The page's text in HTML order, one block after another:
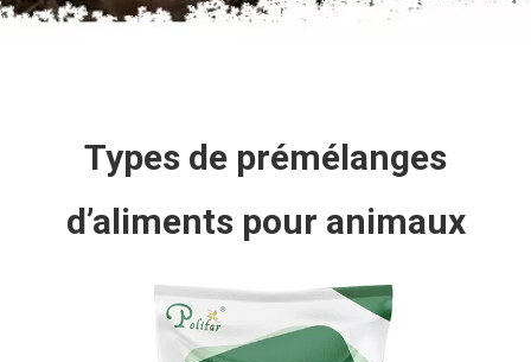
Types de prémélanges
d’aliments pour animaux